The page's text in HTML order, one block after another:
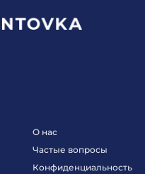
О нас
Частые вопросы
Конфиденциальность